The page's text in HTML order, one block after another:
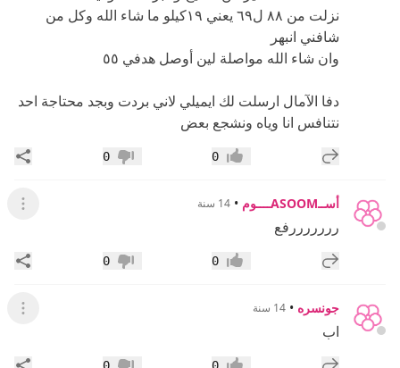
نزلت من ٨٨ ل٦٩ يعني ١٩كيلو ما شاء الله وكل من
شافني انبهر
وان شاء الله مواصلة لين أوصل هدفي ٥٥
دفا الآمال ارسلت لك ايميلي لاني بردت وبجد محتاجة احد
نتنافس انا وياه ونشجع بعض
إضافة رد جديد إعجاب0 عدم إعجاب
0
أســASOOMــــوم • 14 سنة عرض
رررررررفع
إضافة رد جديد إعجاب0 عدم إعجاب
0
جونسره • 14 سنة عرض
اب
إضافة رد جديد